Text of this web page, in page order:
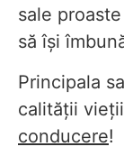
sale
să își
Principala
calității
conducere!